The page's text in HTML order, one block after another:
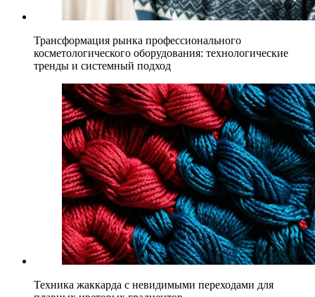
Трансформация рынка профессионального
косметологического оборудования: технологические
тренды и системный подход
Техника жаккарда с невидимыми переходами для